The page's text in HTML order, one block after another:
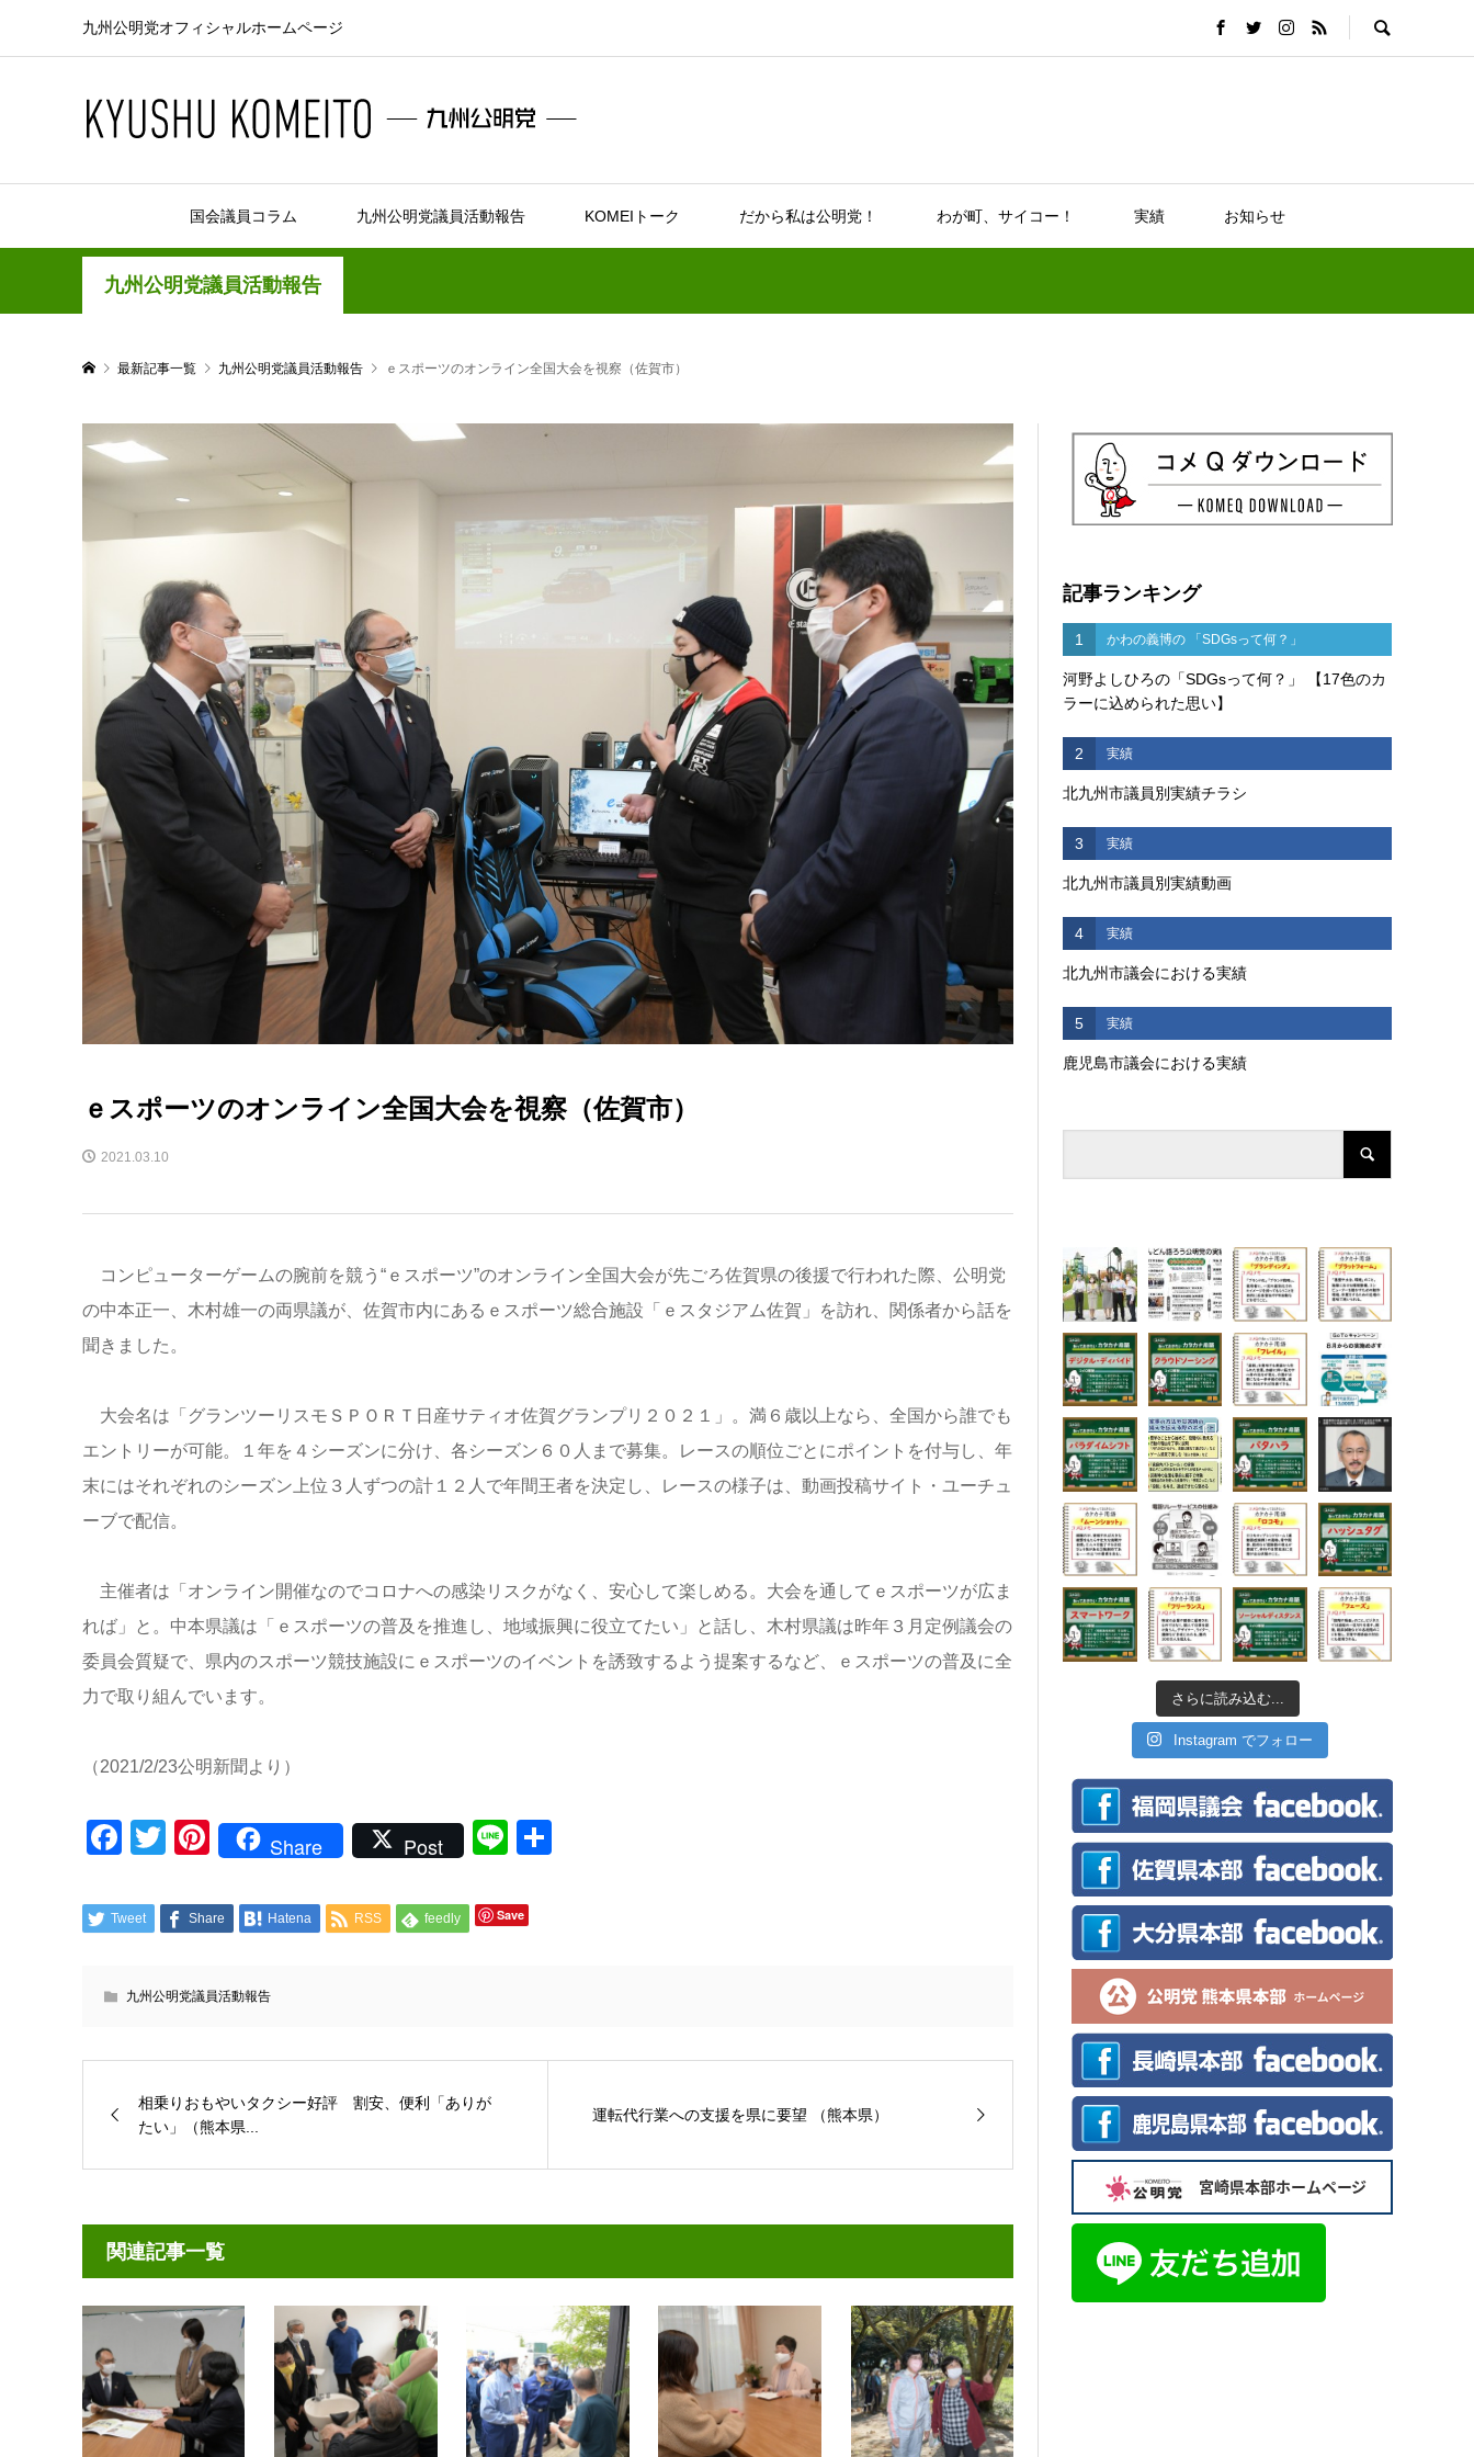
九州公明党オフィシャルホームページ
国会議員コラム 九州公明党議員活動報告 KOMEIトーク だから私は公明党！ わが町、サイコー！ 実績 お知らせ
九州公明党議員活動報告
最新記事一覧 九州公明党議員活動報告 ｅスポーツのオンライン全国大会を視察（佐賀市）
ｅスポーツのオンライン全国大会を視察（佐賀市）
2021.03.10
コンピューターゲームの腕前を競う“ｅスポーツ”のオンライン全国大会が先ごろ佐賀県の後援で行われた際、公明党
の中本正一、木村雄一の両県議が、佐賀市内にあるｅスポーツ総合施設「ｅスタジアム佐賀」を訪れ、関係者から話を
聞きました。
大会名は「グランツーリスモＳＰＯＲＴ日産サティオ佐賀グランプリ２０２１」。満６歳以上なら、全国から誰でも
エントリーが可能。１年を４シーズンに分け、各シーズン６０人まで募集。レースの順位ごとにポイントを付与し、年
末にはそれぞれのシーズン上位３人ずつの計１２人で年間王者を決定し、レースの様子は、動画投稿サイト・ユーチュ
ーブで配信。
主催者は「オンライン開催なのでコロナへの感染リスクがなく、安心して楽しめる。大会を通してｅスポーツが広ま
れば」と。中本県議は「ｅスポーツの普及を推進し、地域振興に役立てたい」と話し、木村県議は昨年３月定例議会の
委員会質疑で、県内のスポーツ競技施設にｅスポーツのイベントを誘致するよう提案するなど、ｅスポーツの普及に全
力で取り組んでいます。
（2021/2/23公明新聞より）
Facebook
TwitterPinterest
Share Post Line
Tweet Share Hatena RSS feedly Save
九州公明党議員活動報告
相乗りおもやいタクシー好評 割安、便利「ありが
たい」（熊本県...
運転代行業への支援を県に要望 （熊本県）
関連記事一覧
記事ランキング
1 かわの義博の 「SDGsって何？」
河野よしひろの「SDGsって何？」 【17色のカ
ラーに込められた思い】
2 実績
北九州市議員別実績チラシ
3 実績
北九州市議員別実績動画
4 実績
北九州市議会における実績
5 実績
鹿児島市議会における実績
さらに読み込む...
Instagram でフォロー